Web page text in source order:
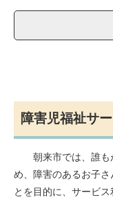
障害児福祉サ
朝来市では、誰も
め、障害のあるお子
とを目的に、サービ